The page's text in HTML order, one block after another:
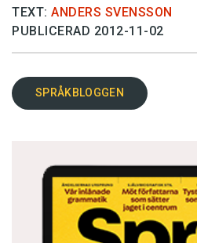
TEXT: ANDERS SVENSSON
PUBLICERAD 2012-11-02
SPRÅKBLOGGEN